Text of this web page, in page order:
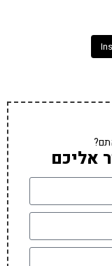
אליכם